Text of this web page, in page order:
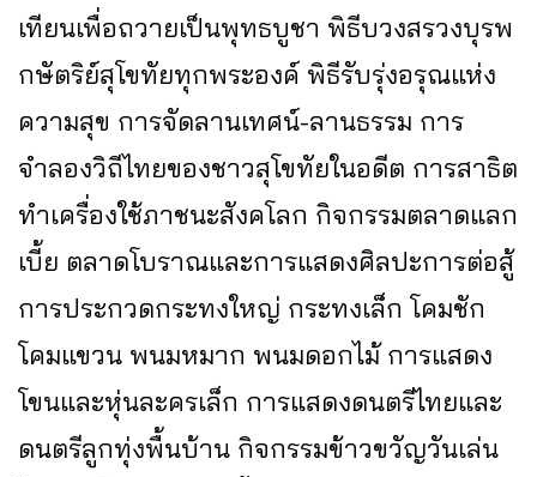
เทียนเพื่อถวายเป็นพุทธบูชา พิธีบวงสรวงบุรพ
กษัตริย์สุโขทัยทุกพระองค์ พิธีรับรุ่งอรุณแห่ง
ความสุข การจัดลานเทศน์-ลานธรรม การ
จำลองวิถีไทยของชาวสุโขทัยในอดีต การสาธิต
ทำเครื่องใช้ภาชนะสังคโลก กิจกรรมตลาดแลก
เบี้ย ตลาดโบราณและการแสดงศิลปะการต่อสู้
การประกวดกระทงใหญ่ กระทงเล็ก โคมชัก
โคมแขวน พนมหมาก พนมดอกไม้ การแสดง
โขนและหุ่นละครเล็ก การแสดงดนตรีไทยและ
ดนตรีลูกทุ่งพื้นบ้าน กิจกรรมข้าวขวัญวันเล่น